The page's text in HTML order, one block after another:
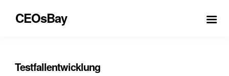
CEOsBay
Testfallentwicklung